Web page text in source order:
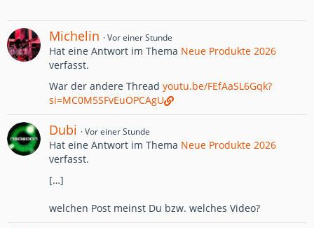
Michelin Vor einer Stunde
Hat eine Antwort im Thema Neue Produkte 2026
verfasst.
War der andere Thread youtu.be/FEfAaSL6Gqk?
si=MC0M5SFvEuOPCAgU
Dubi Vor einer Stunde
Hat eine Antwort im Thema Neue Produkte 2026
verfasst.
[…]
welchen Post meinst Du bzw. welches Video?